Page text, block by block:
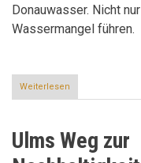
Donauwasser. Nicht
Wassermangel führen.
Weiterlesen
Ist
da?
Ulms Weg zur